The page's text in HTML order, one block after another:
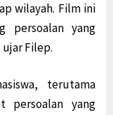
wilayah. Film ini
persoalan yang
ujar Filep.
terutama
persoalan yang